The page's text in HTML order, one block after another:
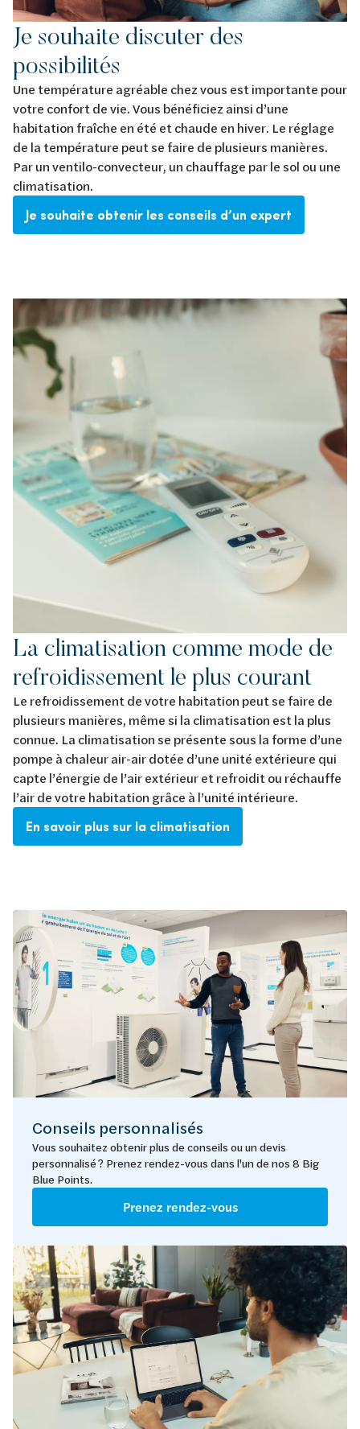
Je souhaite discuter des
possibilités
Une température agréable chez vous est importante pour
votre confort de vie. Vous bénéficiez ainsi d’une
habitation fraîche en été et chaude en hiver. Le réglage
de la température peut se faire de plusieurs manières.
Par un ventilo-convecteur, un chauffage par le sol ou une
climatisation.
Je souhaite obtenir les conseils d’un expert
La climatisation comme mode de
refroidissement le plus courant
Le refroidissement de votre habitation peut se faire de
plusieurs manières, même si la climatisation est la plus
connue. La climatisation se présente sous la forme d’une
pompe à chaleur air-air dotée d’une unité extérieure qui
capte l’énergie de l’air extérieur et refroidit ou réchauffe
l’air de votre habitation grâce à l’unité intérieure.
En savoir plus sur la climatisation
Conseils personnalisés
Vous souhaitez obtenir plus de conseils ou un devis
personnalisé ? Prenez rendez-vous dans l'un de nos 8 Big
Blue Points.
Prenez rendez-vous